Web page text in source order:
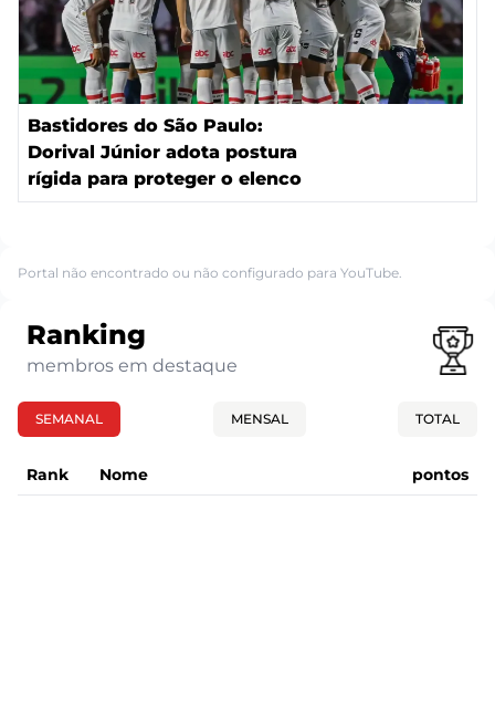
Bastidores do São Paulo:
Dorival Júnior adota postura
rígida para proteger o elenco
Portal não encontrado ou não configurado para YouTube.
Ranking
membros em destaque
SEMANAL MENSAL TOTAL
Rank Nome pontos